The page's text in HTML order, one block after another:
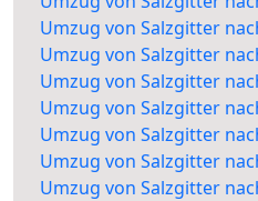
Umzug von Salzgitter
Umzug von Salzgitter
Umzug von Salzgitter
Umzug von Salzgitter
Umzug von Salzgitter
Umzug von Salzgitter
Umzug von Salzgitter